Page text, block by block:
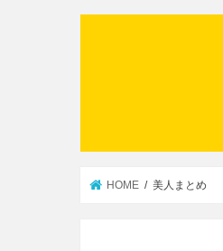
HOME 美人まとめ